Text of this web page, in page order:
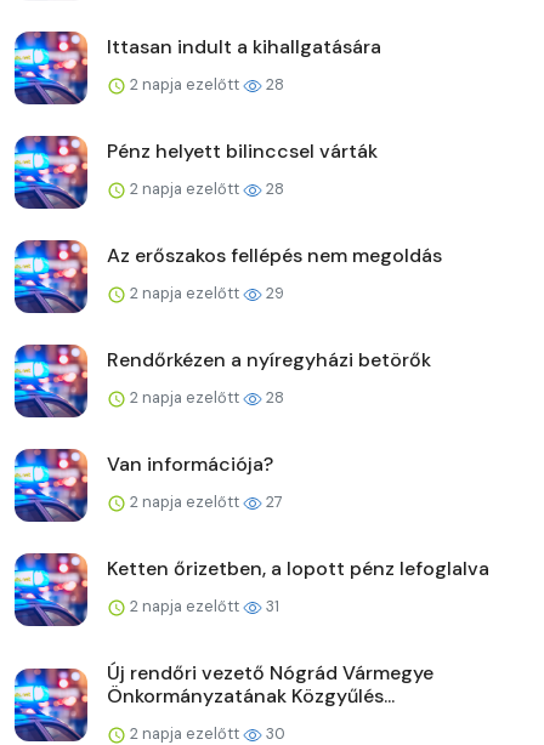
Ittasan indult a kihallgatására
2 napja ezelőtt 28
Pénz helyett bilinccsel várták
2 napja ezelőtt 28
Az erőszakos fellépés nem megoldás
2 napja ezelőtt 29
Rendőrkézen a nyíregyházi betörők
2 napja ezelőtt 28
Van információja?
2 napja ezelőtt 27
Ketten őrizetben, a lopott pénz lefoglalva
2 napja ezelőtt 31
Új rendőri vezető Nógrád Vármegye
Önkormányzatának Közgyűlés...
2 napja ezelőtt 30